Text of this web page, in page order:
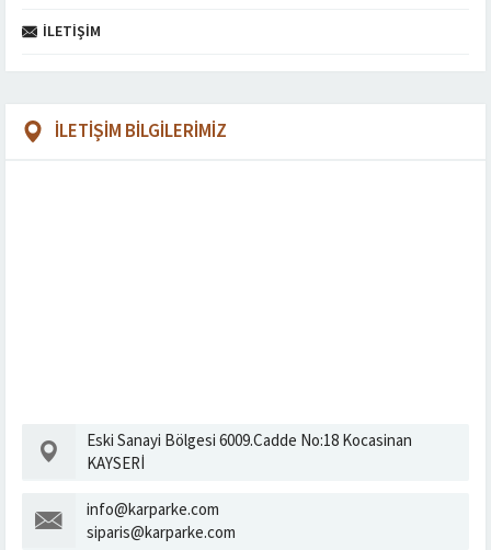
İLETIŞIM
İLETİŞİM BİLGİLERİMİZ
Eski Sanayi Bölgesi 6009.Cadde No:18 Kocasinan
KAYSERİ
info@karparke.com
siparis@karparke.com